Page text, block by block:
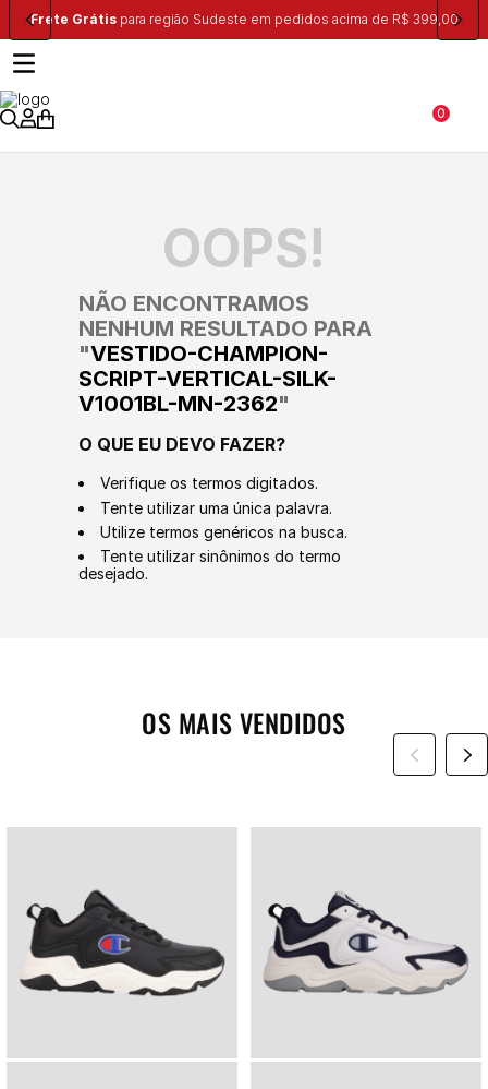
Frete Grátispara região Sudeste em pedidos acima de R$ 399,00
0
OOPS!
NÃO ENCONTRAMOS
NENHUM RESULTADO PARA
"VESTIDO-CHAMPION-
SCRIPT-VERTICAL-SILK-
V1001BL-MN-2362"
O QUE EU DEVO FAZER?
Verifique os termos digitados.
Tente utilizar uma única palavra.
Utilize termos genéricos na busca.
Tente utilizar sinônimos do termo
desejado.
OS MAIS VENDIDOS